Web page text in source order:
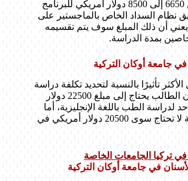
حيث إنها تحتاج ما بين 6650 إلى 8500 دولار أمريكي للبرنامج
نظام السداد الخاص بالماجستير على
يعني أن ذلك المبلغ سوف يتم تقسيمه
بمدة الدراسة.
جامعة أوكان التركية
تأثيرًا بالنسبة لتحديد تكلفة دراسة
برنامج الطب، حيث إن الطالب يحتاج إلى مبلغ 22500 دولار
لدراسة الطب باللغة الإنجليزية، أما
الدراسة باللغة التركية لا تحتاج سوى 20500 دولار أمريكي في
تركيا الجامعات الخاصة
في جامعة أوكان التركية